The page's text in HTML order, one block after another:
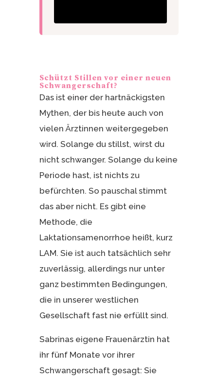
Schützt Stillen vor einer neuen
Schwangerschaft?
Das ist einer der hartnäckigsten
Mythen, der bis heute auch von
vielen Ärztinnen weitergegeben
wird. Solange du stillst, wirst du
nicht schwanger. Solange du keine
Periode hast, ist nichts zu
befürchten. So pauschal stimmt
das aber nicht. Es gibt eine
Methode, die
Laktationsamenorrhoe heißt, kurz
LAM. Sie ist auch tatsächlich sehr
zuverlässig, allerdings nur unter
ganz bestimmten Bedingungen,
die in unserer westlichen
Gesellschaft fast nie erfüllt sind.
Sabrinas eigene Frauenärztin hat
ihr fünf Monate vor ihrer
Schwangerschaft gesagt: Sie